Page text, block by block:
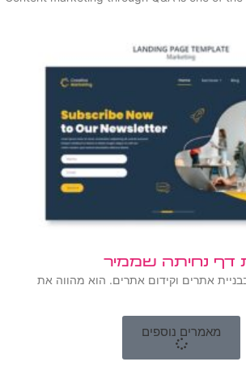
אתרים וקידום אתרים. הוא מהווה את
מאמרים נוספים